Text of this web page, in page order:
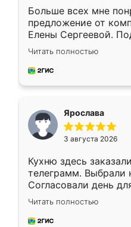
Больше всех мне
предложение от
Елены Сергеевой.
короткие сроки
для замера
предложил по моему
Читать полностью
Ярослава
3 августа 2026
Кухню здесь
телеграмм. Выбрали
Согласовали день
недели кухня была
довольны работой.
мебель за
Читать полностью